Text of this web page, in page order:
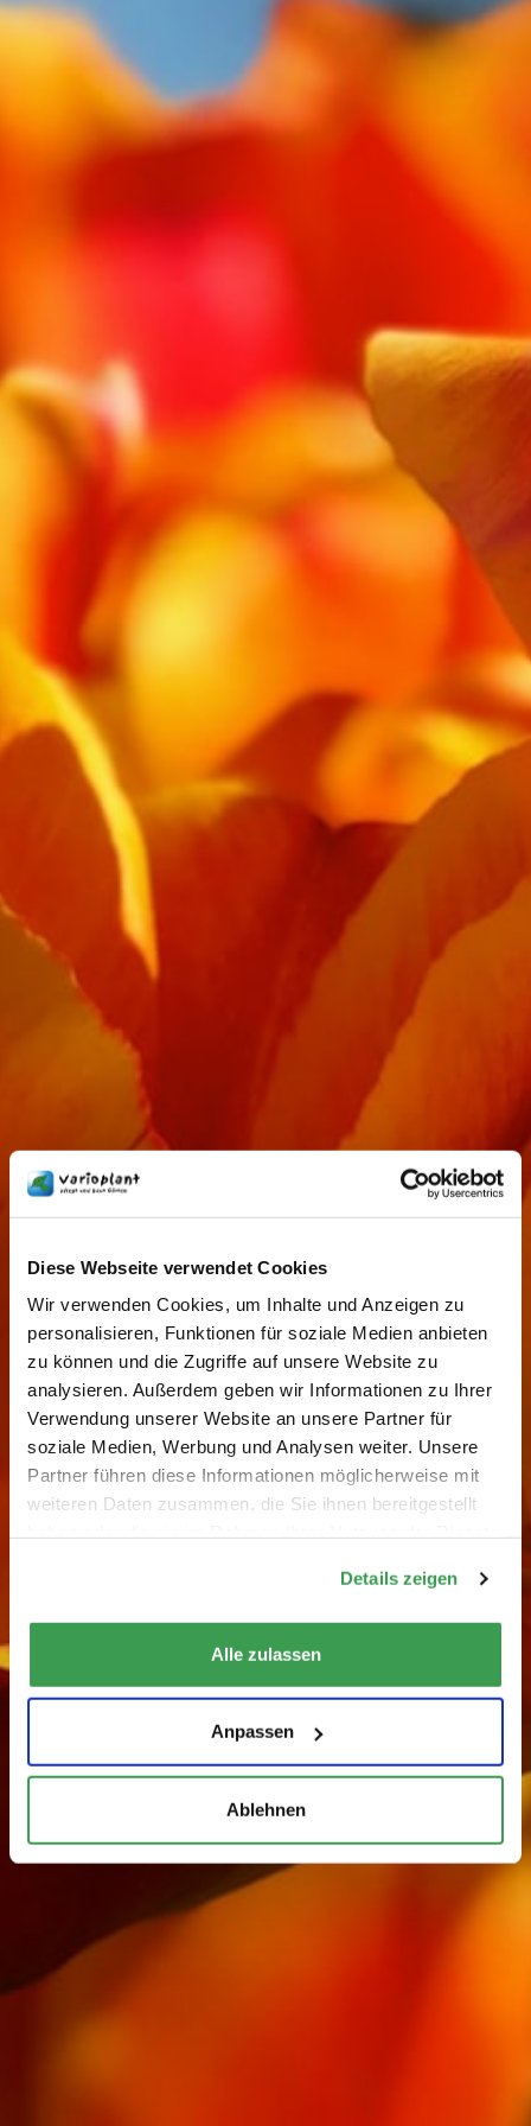
Diese Webseite verwendet Cookies
Wir verwenden Cookies, um Inhalte und Anzeigen zu
personalisieren, Funktionen für soziale Medien anbieten
zu können und die Zugriffe auf unsere Website zu
analysieren. Außerdem geben wir Informationen zu Ihrer
Verwendung unserer Website an unsere Partner für
soziale Medien, Werbung und Analysen weiter. Unsere
Partner führen diese Informationen möglicherweise mit
weiteren Daten zusammen, die Sie ihnen bereitgestellt
Details zeigen
Alle zulassen
Anpassen
Ablehnen